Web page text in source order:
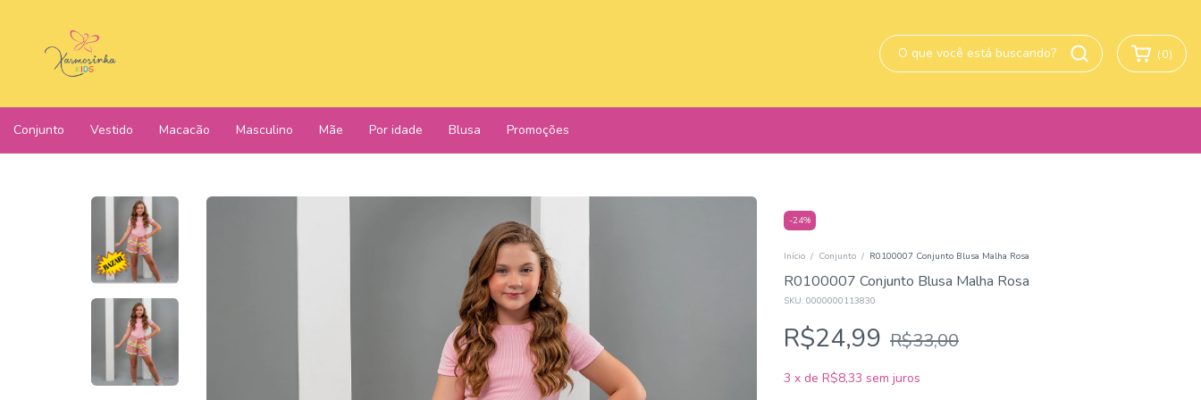
(0)
Conjunto Vestido Macacão Masculino Mãe Por idade Blusa Promoções
-24%
Início / Conjunto / R0100007 Conjunto Blusa Malha Rosa
R0100007 Conjunto Blusa Malha Rosa
SKU: 0000000113830
R$24,99 R$33,00
3 x de R$8,33 sem juros